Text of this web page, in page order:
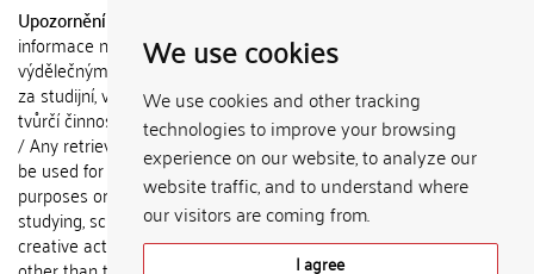
We use cookies
We use cookies and other tracking
technologies to improve your browsing
experience on our website, to analyze our
website traffic, and to understand where
our visitors are coming from.
I agree
Upozornění / Notice:
informace nemohou být použity k
výdělečným účelům nebo vydávány
za studijní, vědeckou nebo jinou
tvůrčí činnost jiné osoby než autora.
/ Any retrieved information shall not
be used for any commercial
purposes or claimed as results of
studying, scientific or any other
creative activities of any person